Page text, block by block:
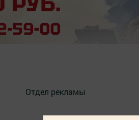
Отдел рекламы